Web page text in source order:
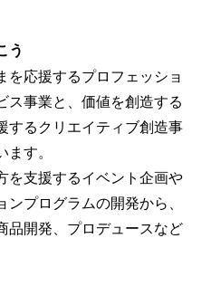
う
を応援するプロフェッショ
ス事業と、価値を創造する
するクリエイティブ創造事
す。
を支援するイベント企画や
プログラムの開発から、
品開発、プロデュースなど